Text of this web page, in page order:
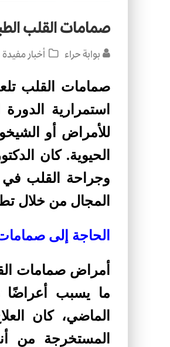
صمامات القلب
بوابة حراء أخبار مفيدة
صمامات القلب
استمرارية
للأمراض أو
الحيوية. كان
وجراحة القلب في
المجال من خلال
الحاجة إلى
أمراض صمامات
ما يسبب أعراضًا
الماضي، كان
المستخرجة من